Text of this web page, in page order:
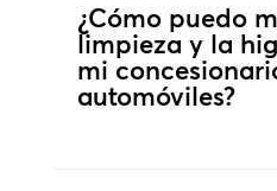
¿Cómo puedo
limpieza y la
mi
automóviles?